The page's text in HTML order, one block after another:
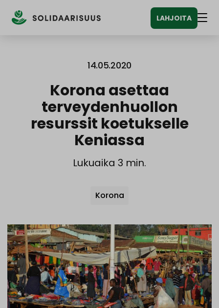
sisältöön
LAHJOITA
14.05.2020
Korona asettaa
terveydenhuollon
resurssit koetukselle
Keniassa
Lukuaika 3 min.
Avainsanat
Korona